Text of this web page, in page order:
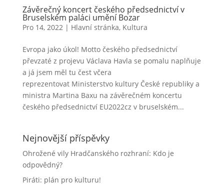
Závěrečný koncert českého předsednictví v
Bruselském paláci umění Bozar
Pro 14, 2022| Hlavní stránka, Kultura
Evropa jako úkol! Motto českého předsednictví
převzaté z projevu Václava Havla se pomalu naplňuje
a já jsem měl tu čest včera
reprezentovat Ministerstvo kultury České republiky a
ministra Martina Baxu na závěrečném koncertu
českého předsednictví EU2022cz v bruselském...
Nejnovější příspěvky
Ohrožené vily Hradčanského rozhraní: Kdo je
odpovědný?
Piráti: plán pro kulturu!